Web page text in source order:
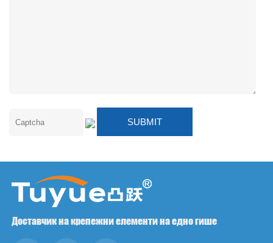
Доставчик на крепежни елементи на едно гише